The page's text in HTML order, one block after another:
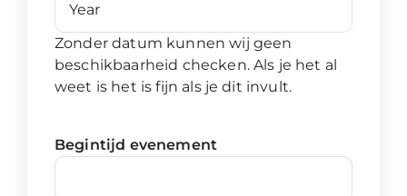
Zonder datum kunnen wij geen
beschikbaarheid checken. Als je het al
weet is het is fijn als je dit invult.
Begintijd evenement